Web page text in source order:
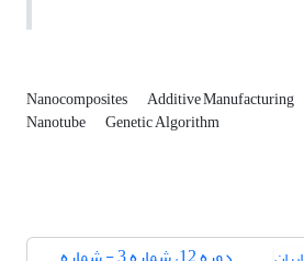
Nanocomposites Additive Manufacturing
Nanotube Genetic Algorithm